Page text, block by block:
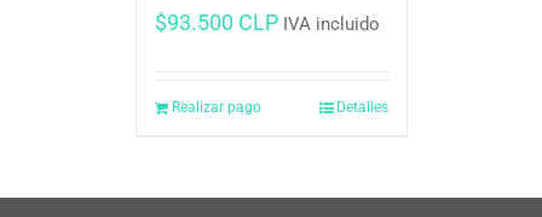
$93.500 CLP IVA incluido
Realizar pago Detalles